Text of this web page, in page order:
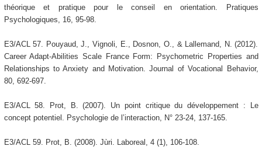
théorique et pratique pour le conseil en orientation. Pratiques
Psychologiques, 16, 95-98.
E3/ACL 57. Pouyaud, J., Vignoli, E., Dosnon, O., & Lallemand, N. (2012).
Career Adapt-Abilities Scale France Form: Psychometric Properties and
Relationships to Anxiety and Motivation. Journal of Vocational Behavior,
80, 692-697.
E3/ACL 58. Prot, B. (2007). Un point critique du développement : Le
concept potentiel. Psychologie de l’interaction, N° 23-24, 137-165.
E3/ACL 59. Prot, B. (2008). Jùri. Laboreal, 4 (1), 106-108.